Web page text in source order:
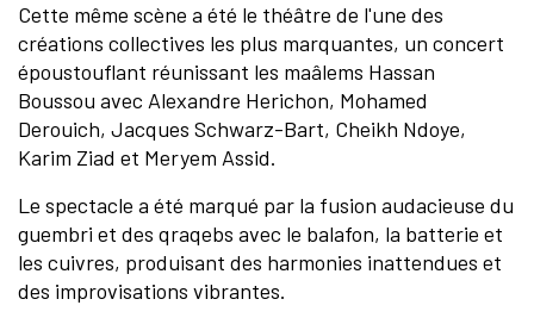
Cette même scène a été le théâtre de l'une des
créations collectives les plus marquantes, un concert
époustouflant réunissant les maâlems Hassan
Boussou avec Alexandre Herichon, Mohamed
Derouich, Jacques Schwarz-Bart, Cheikh Ndoye,
Karim Ziad et Meryem Assid.
Le spectacle a été marqué par la fusion audacieuse du
guembri et des qraqebs avec le balafon, la batterie et
les cuivres, produisant des harmonies inattendues et
des improvisations vibrantes.